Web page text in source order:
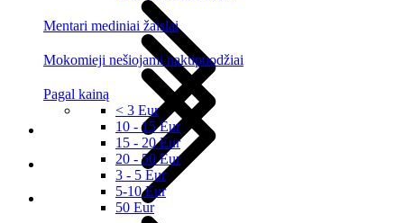
Mentari mediniai žaislai
Mokomieji nešiojami naktipuodžiai
Pagal kainą
< 3 Eur
10 - 15 Eur
15 - 20 Eur
20 - 50 Eur
3 - 5 Eur
5-10 Eur
50 Eur